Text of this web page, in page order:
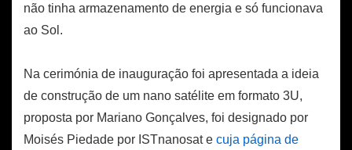
não tinha armazenamento de energia e só funcionava
ao Sol.
Na cerimónia de inauguração foi apresentada a ideia
de construção de um nano satélite em formato 3U,
proposta por Mariano Gonçalves, foi designado por
Moisés Piedade por ISTnanosat e cuja página de